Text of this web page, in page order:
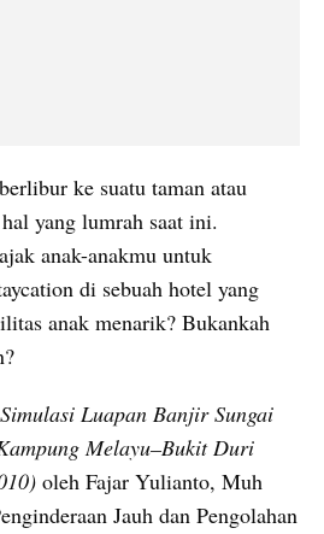
ke suatu taman atau
yang lumrah saat ini.
anak-anakmu untuk
di sebuah hotel yang
anak menarik? Bukankah
Luapan Banjir Sungai
Melayu–Bukit Duri
oleh Fajar Yulianto, Muh
Jauh dan Pengolahan